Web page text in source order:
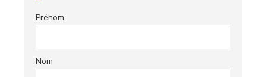
Prénom
Nom